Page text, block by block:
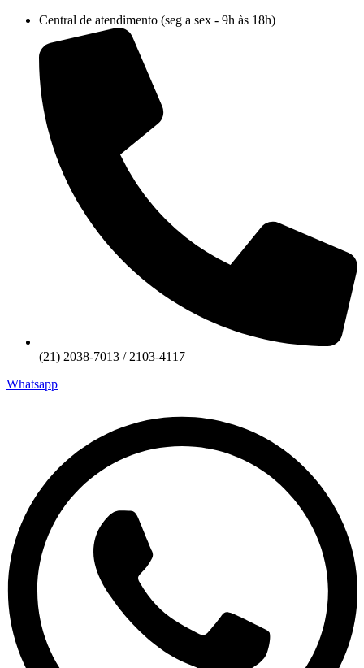
conteúdo
Central de atendimento (seg a sex - 9h às 18h)
(21) 2038-7013 / 2103-4117
Whatsapp